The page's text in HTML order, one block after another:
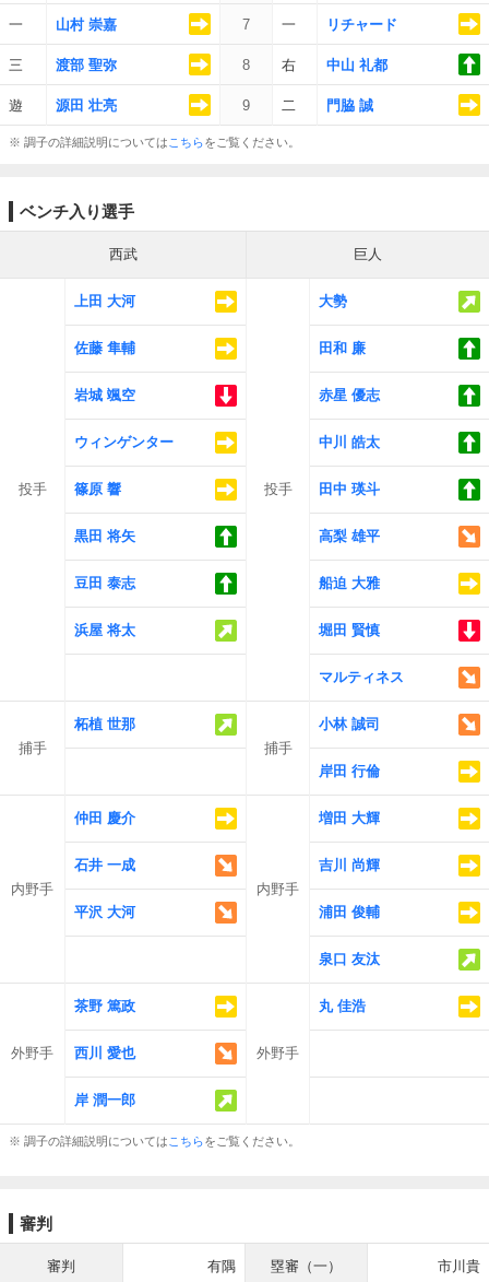
一 山村 崇嘉 7 一 リチャード
三 渡部 聖弥 8 右 中山 礼都
遊 源田 壮亮 9 二 門脇 誠
※ 調子の詳細説明については こちらをご覧ください。
ベンチ入り選手
西武 巨人
投手
上田 大河
投手
大勢
佐藤 隼輔 田和 廉
岩城 颯空 赤星 優志
ウィンゲンター 中川 皓太
篠原 響 田中 瑛斗
黒田 将矢 高梨 雄平
豆田 泰志 船迫 大雅
浜屋 将太 堀田 賢慎
マルティネス
捕手
柘植 世那
捕手
小林 誠司
岸田 行倫
内野手
仲田 慶介
内野手
増田 大輝
石井 一成 吉川 尚輝
平沢 大河 浦田 俊輔
泉口 友汰
外野手
茶野 篤政
外野手
丸 佳浩
西川 愛也
岸 潤一郎
※ 調子の詳細説明については こちらをご覧ください。
審判
審判 有隅 塁審（一） 市川貴